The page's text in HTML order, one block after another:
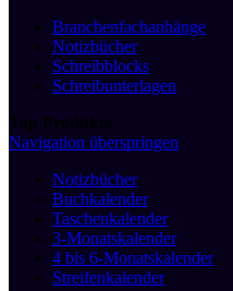
Branchenfachanhänge
Notizbücher
Schreibblocks
Schreibunterlagen
Top Produkte
Navigation überspringen
Notizbücher
Buchkalender
Taschenkalender
3-Monatskalender
4 bis 6-Monatskalender
Streifenkalender